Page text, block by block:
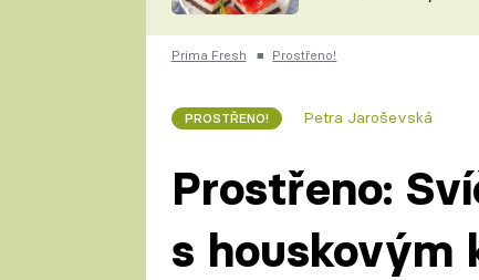
ČESKO NA
KUCHAŘKA
Prima Fresh ■ Prostřeno!
PROSTŘENO! Petra Jaroševská
Prostřeno:
s houskovým